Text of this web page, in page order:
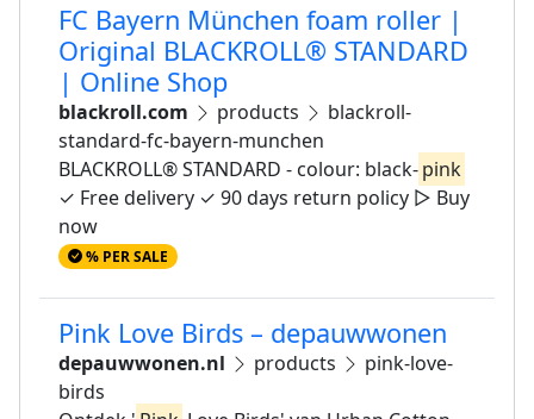
FC Bayern München foam roller |
Original BLACKROLL® STANDARD
| Online Shop
blackroll.com products
blackroll-
standard-fc-bayern-munchen
BLACKROLL® STANDARD - colour: black-pink
✓ Free delivery ✓ 90 days return policy ▷ Buy
now
% PER SALE
Pink Love Birds – depauwwonen
depauwwonen.nl products
pink-love-
birds